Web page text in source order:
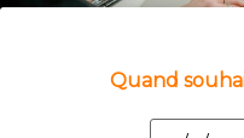
Quand